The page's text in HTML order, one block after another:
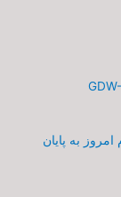
به پایان